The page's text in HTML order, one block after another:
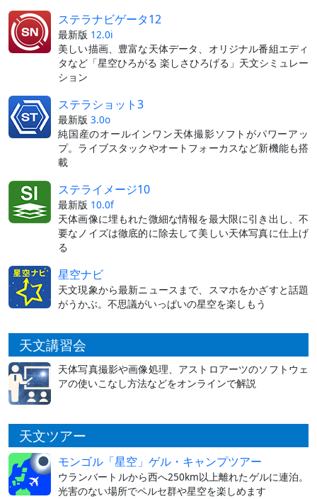
ステラナビゲータ12
最新版 12.0i
美しい描画、豊富な天体データ、オリジナル番組エディ
タなど「星空ひろがる 楽しさひろげる」天文シミュレー
ション
ステラショット3
最新版 3.0o
純国産のオールインワン天体撮影ソフトがパワーアッ
プ。ライブスタックやオートフォーカスなど新機能も搭
載
ステライメージ10
最新版 10.0f
天体画像に埋もれた微細な情報を最大限に引き出し、不
要なノイズは徹底的に除去して美しい天体写真に仕上げ
る
星空ナビ
天文現象から最新ニュースまで、スマホをかざすと話題
がうかぶ。不思議がいっぱいの星空を楽しもう
天文講習会
天体写真撮影や画像処理、アストロアーツのソフトウェ
アの使いこなし方法などをオンラインで解説
天文ツアー
モンゴル「星空」ゲル・キャンプツアー
ウランバートルから西へ250km以上離れたゲルに連泊。
光害のない場所でペルセ群や星空を楽しめます